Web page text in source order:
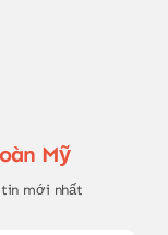
Mỹ
mới nhất